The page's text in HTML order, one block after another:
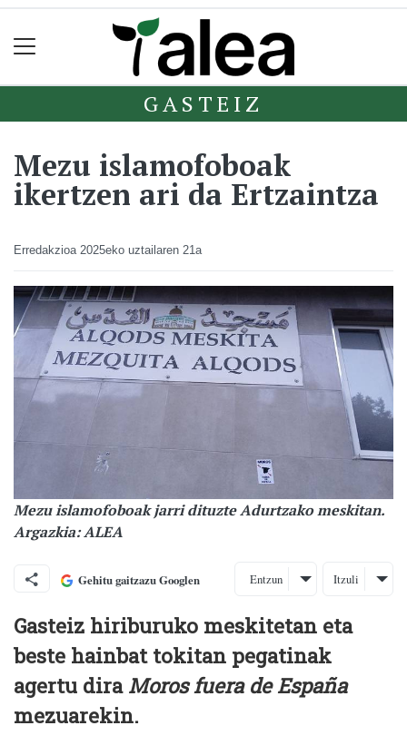
GASTEIZ
Mezu islamofoboak
ikertzen ari da Ertzaintza
Erredakzioa 2025eko uztailaren 21a
Mezu islamofoboak jarri dituzte Adurtzako meskitan.
Argazkia: ALEA
Gehitu gaitzazu Googlen Entzun Itzuli
Gasteiz hiriburuko meskitetan eta
beste hainbat tokitan pegatinak
agertu dira Moros fuera de España
mezuarekin.